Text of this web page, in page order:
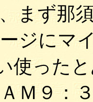
まず那
ジにマ
使った
Ｍ９：